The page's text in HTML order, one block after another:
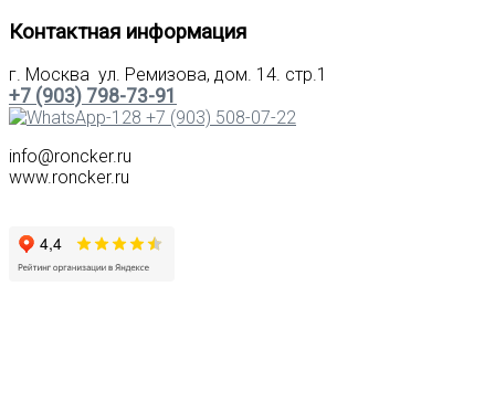
Контактная информация
г. Москва ул. Ремизова, дом. 14. стр.1
+7 (903) 798-73-91
+7 (903) 508-07-22
info@roncker.ru
www.roncker.ru